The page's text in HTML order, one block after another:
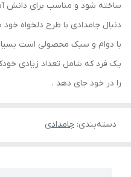
ساخته شود و مناسب برای دانش
دنبال جامدادی با طرح دلخواه
با دوام و سبک محصولی است بسیار
یک فرد که شامل تعداد زیادی
را در خود جای دهد .
دسته‌بندی: جامدادی